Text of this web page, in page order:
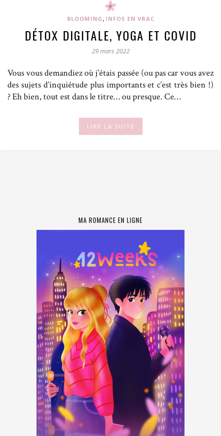
BLOOMING , INFOS EN VRAC
DÉTOX DIGITALE, YOGA ET COVID
29 mars 2022
Vous vous demandiez où j’étais passée (ou pas car vous avez
des sujets d’inquiétude plus importants et c’est très bien !)
? Eh bien, tout est dans le titre… ou presque. Ce…
LIRE LA SUITE
MA ROMANCE EN LIGNE